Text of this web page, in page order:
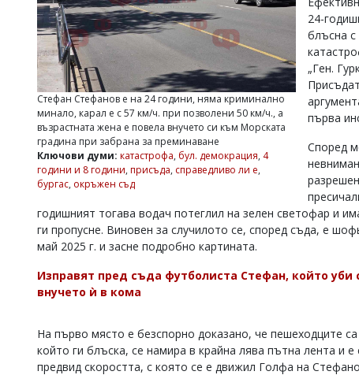
v.vasilev@flagman.bg
Касабова,
k.kassabova@flagman.bg
Главен
редактор:
office@flagman.bg
Коментарите
статиите
въвеждат
читателите
редакцията
отговорност
Стефан Стефанов е на 24 години, няма криминално
минало, карал е с 57 км/ч. при позволени 50 км/ч., а
възрастната жена е повела внучето си към Морската
градина при забрана за преминаване
Ключови думи: катастрофа, бул. демокрация, 4
години и 8 години, присъда, справедливо ли е,
бургас, окръжен съд
24-
блъсна с
„Ген.
първа
Според
годишният тогава водач потеглил на зелен светофар и
ги пропусне. Виновен за случилото се, според съда, е
май 2025 г. и засне подробно картината.
Изправят пред съда футболиста Стефан, който
внучето ѝ в кома
На първо място е безспорно доказано, че пешеходците
който ги блъска, се намира в крайна лява пътна лента и
предвид скоростта, с която се е движил Голфа на